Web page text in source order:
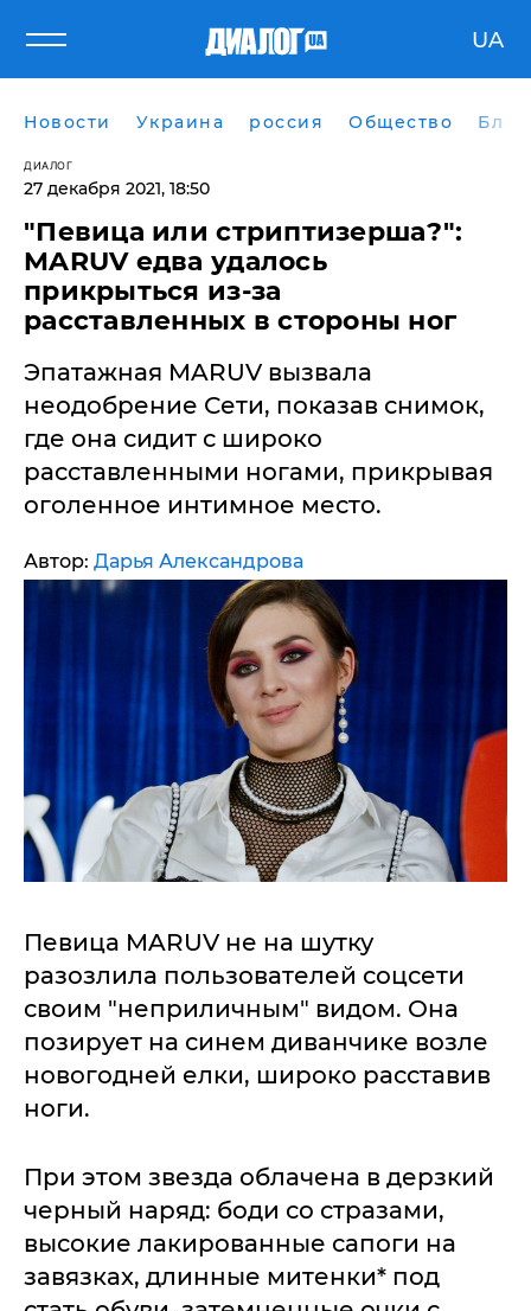
UA
Новости Украина россия Общество
ДИАЛОГ
27 декабря 2021, 18:50
"Певица или стриптизерша?":
MARUV едва удалось
прикрыться из-за
расставленных в стороны ног
Эпатажная MARUV вызвала
неодобрение Сети, показав снимок,
где она сидит с широко
расставленными ногами, прикрывая
оголенное интимное место.
Автор: Дарья Александрова
Певица MARUV не на шутку
разозлила пользователей соцсети
своим "неприличным" видом. Она
позирует на синем диванчике возле
новогодней елки, широко расставив
ноги.
При этом звезда облачена в дерзкий
черный наряд: боди со стразами,
высокие лакированные сапоги на
завязках, длинные митенки* под